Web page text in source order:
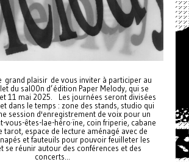
grand plaisir de vous inviter à participer au
du sal00n d’édition Paper Melody, qui se
11 mai 2025. Les journées seront divisées
dans le temps : zone des stands, studio qui
session d'enregistrement de voix pour un
vous-êtes-lae-héro·ïne, coin friperie, cabane
tarot, espace de lecture aménagé avec de
et fauteuils pour pouvoir feuilleter les
se réunir autour des conférences et des
concerts...